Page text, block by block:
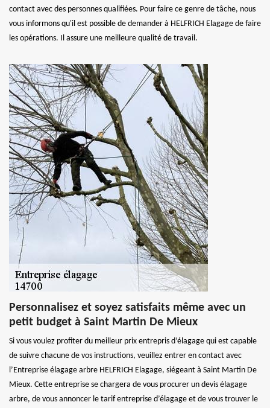
contact avec des personnes qualifiées. Pour faire ce genre de tâche, nous
vous informons qu'il est possible de demander à HELFRICH Elagage de faire
les opérations. Il assure une meilleure qualité de travail.
Personnalisez et soyez satisfaits même avec un
petit budget à Saint Martin De Mieux
Si vous voulez profiter du meilleur prix entrepris d’élagage qui est capable
de suivre chacune de vos instructions, veuillez entrer en contact avec
l’Entreprise élagage arbre HELFRICH Elagage, siégeant à Saint Martin De
Mieux. Cette entreprise se chargera de vous procurer un devis élagage
arbre, de vous annoncer le tarif entreprise d’élagage et de vous trouver le